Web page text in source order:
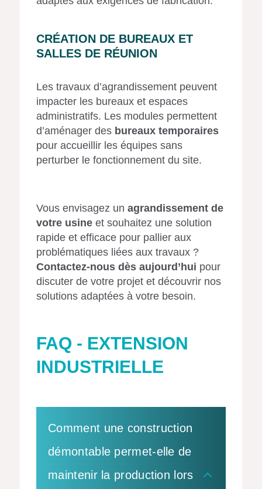
CRÉATION DE BUREAUX ET
SALLES DE RÉUNION
Les travaux d’agrandissement peuvent
impacter les bureaux et espaces
administratifs. Les modules permettent
d’aménager des bureaux temporaires
pour accueillir les équipes sans
perturber le fonctionnement du site.
Vous envisagez unagrandissement de
votre usine et souhaitez une solution
rapide et efficace pour pallier aux
problématiques liées aux travaux ?
Contactez-nous dès aujourd’hui pour
discuter de votre projet et découvrir nos
solutions adaptées à votre besoin.
FAQ - EXTENSION
INDUSTRIELLE
Comment une construction
démontable permet-elle de
maintenir la production lors